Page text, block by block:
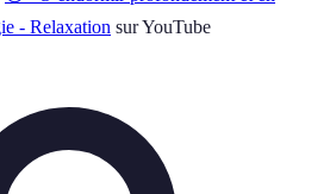
- Relaxation sur YouTube